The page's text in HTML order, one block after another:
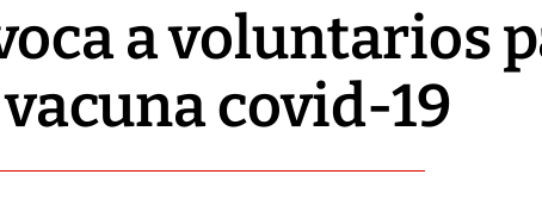
a voluntarios
covid-19